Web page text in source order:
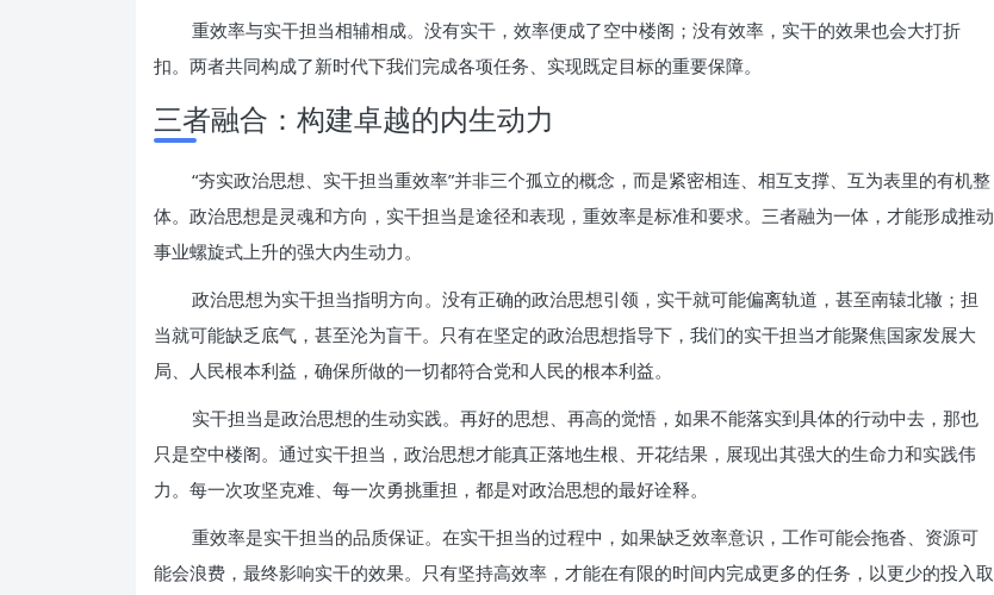
重效率与实干担当相辅相成。没有实干，效率便成了空中楼阁；没有效率，实干的效果也会大打折
扣。两者共同构成了新时代下我们完成各项任务、实现既定目标的重要保障。
三者融合：构建卓越的内生动力
“夯实政治思想、实干担当重效率”并非三个孤立的概念，而是紧密相连、相互支撑、互为表里的有机整
体。政治思想是灵魂和方向，实干担当是途径和表现，重效率是标准和要求。三者融为一体，才能形成推动
事业螺旋式上升的强大内生动力。
政治思想为实干担当指明方向。没有正确的政治思想引领，实干就可能偏离轨道，甚至南辕北辙；担
当就可能缺乏底气，甚至沦为盲干。只有在坚定的政治思想指导下，我们的实干担当才能聚焦国家发展大
局、人民根本利益，确保所做的一切都符合党和人民的根本利益。
实干担当是政治思想的生动实践。再好的思想、再高的觉悟，如果不能落实到具体的行动中去，那也
只是空中楼阁。通过实干担当，政治思想才能真正落地生根、开花结果，展现出其强大的生命力和实践伟
力。每一次攻坚克难、每一次勇挑重担，都是对政治思想的最好诠释。
重效率是实干担当的品质保证。在实干担当的过程中，如果缺乏效率意识，工作可能会拖沓、资源可
能会浪费，最终影响实干的效果。只有坚持高效率，才能在有限的时间内完成更多的任务，以更少的投入取